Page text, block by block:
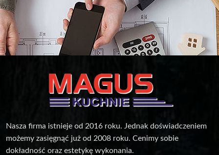
Nasza firma istnieje od 2016 roku. Jednak doświadczeniem
możemy zasięgnąć już od 2008 roku. Cenimy sobie
dokładność oraz estetykę wykonania.